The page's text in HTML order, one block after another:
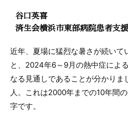
谷口英喜
済生会横浜市東部病院患者支
近年、夏場に猛烈な暑さが続いて
と、2024年6～9月の熱中症による
なる見通しであることが分かり
人。これは2000年までの10年間
字です。